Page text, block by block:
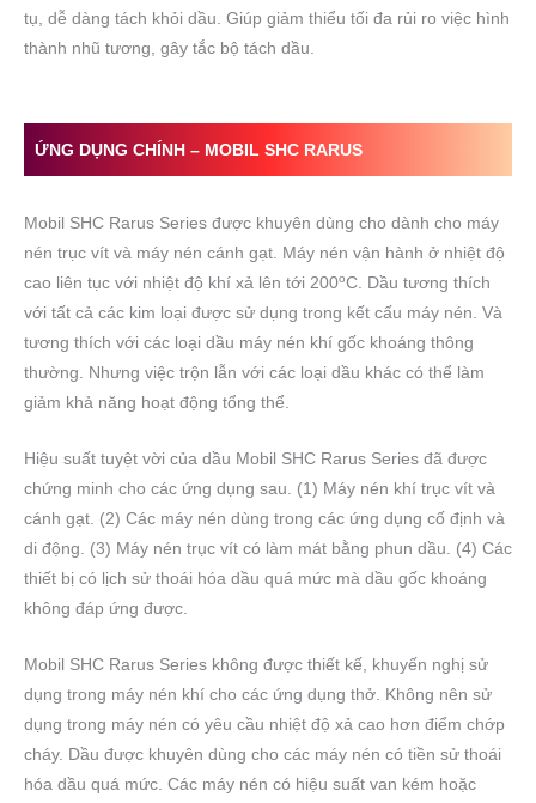
tụ, dễ dàng tách khỏi dầu. Giúp giảm thiểu tối đa rủi ro việc hình
thành nhũ tương, gây tắc bộ tách dầu.
ỨNG DỤNG CHÍNH – MOBILSHC RARUS
Mobil SHC Rarus Series được khuyên dùng cho dành cho máy
nén trục vít và máy nén cánh gạt. Máy nén vận hành ở nhiệt độ
cao liên tục với nhiệt độ khí xả lên tới 200oC. Dầu tương thích
với tất cả các kim loại được sử dụng trong kết cấu máy nén. Và
tương thích với các loại dầu máy nén khí gốc khoáng thông
thường. Nhưng việc trộn lẫn với các loại dầu khác có thể làm
giảm khả năng hoạt động tổng thể.
Hiệu suất tuyệt vời của dầu Mobil SHC Rarus Series đã được
chứng minh cho các ứng dụng sau. (1) Máy nén khí trục vít và
cánh gạt. (2) Các máy nén dùng trong các ứng dụng cố định và
di động. (3) Máy nén trục vít có làm mát bằng phun dầu. (4) Các
thiết bị có lịch sử thoái hóa dầu quá mức mà dầu gốc khoáng
không đáp ứng được.
Mobil SHC Rarus Series không được thiết kế, khuyến nghị sử
dụng trong máy nén khí cho các ứng dụng thở. Không nên sử
dụng trong máy nén có yêu cầu nhiệt độ xả cao hơn điểm chớp
cháy. Dầu được khuyên dùng cho các máy nén có tiền sử thoái
hóa dầu quá mức. Các máy nén có hiệu suất van kém hoặc